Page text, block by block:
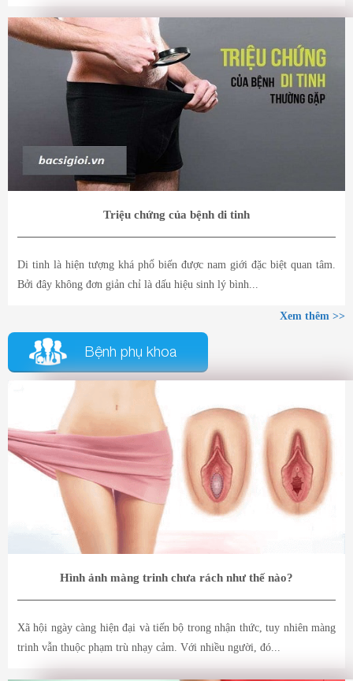
Triệu chứng của bệnh di tinh
Di tinh là hiện tượng khá phổ biến được nam giới đặc biệt quan tâm.
Bởi đây không đơn giản chỉ là dấu hiệu sinh lý bình...
Xem thêm >>
Bệnh phụ khoa
Hình ảnh màng trinh chưa rách như thế nào?
Xã hội ngày càng hiện đại và tiến bộ trong nhận thức, tuy nhiên màng
trinh vẫn thuộc phạm trù nhạy cảm. Với nhiều người, đó...